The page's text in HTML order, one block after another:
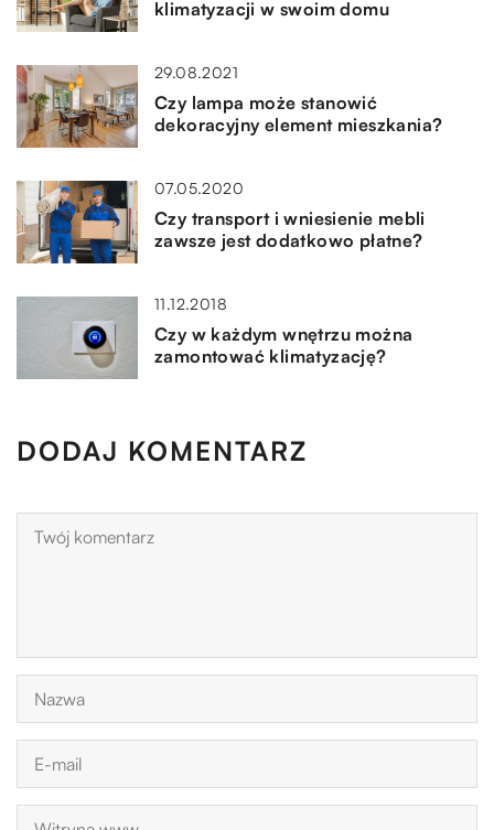
klimatyzacji w swoim domu
29.08.2021
Czy lampa może stanowić
dekoracyjny element mieszkania?
07.05.2020
Czy transport i wniesienie mebli
zawsze jest dodatkowo płatne?
11.12.2018
Czy w każdym wnętrzu można
zamontować klimatyzację?
DODAJ KOMENTARZ